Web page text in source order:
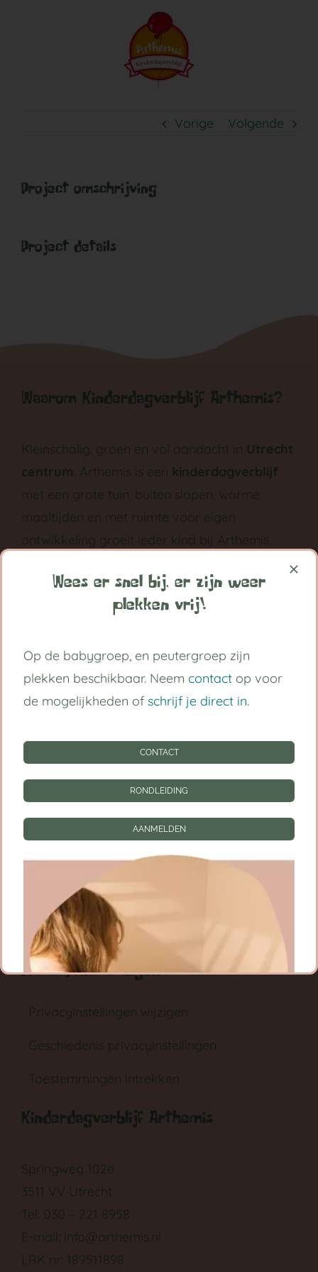
Vorige Volgende
Project omschrijving
Project details
Waarom Kinderdagverblijf Arthemis?
Kleinschalig, groen en vol aandacht in Utrecht
centrum. Arthemis is een kinderdagverblijf
met een grote tuin, buiten slapen, warme
maaltijden en met ruimte voor eigen
ontwikkeling groeit ieder kind bij Arthemis
Handige links
Peutergroep
Tarieven
RONDLEIDING
AANMELDEN
Privacy instellingen
Privacyinstellingen wijzigen
Geschiedenis privacyinstellingen
Toestemmingen intrekken
Kinderdagverblijf Arthemis
Springweg 102e
3511 VV Utrecht
Tel: 030 – 221 8958
E-mail: info@arthemis.nl
LRK nr: 189511898
Wees er snel bij, er zijn weer
plekken vrij!
Op de babygroep, en peutergroep zijn
plekken beschikbaar. Neem contact op voor
de mogelijkheden of schrijf je direct in.
CONTACT
RONDLEIDING
AANMELDEN